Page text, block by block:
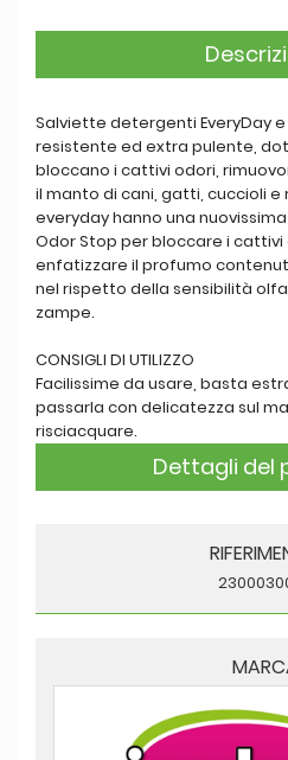
Salviette detergenti EveryDay
resistente ed extra pulente,
bloccano i cattivi odori,
il manto di cani, gatti, cuccioli e
everyday hanno una
Odor Stop per bloccare i cattivi
enfatizzare il profumo
nel rispetto della sensibilità
zampe.
CONSIGLI DI UTILIZZO
Facilissime da usare, basta
passarla con delicatezza sul
risciacquare.
Dettagli del